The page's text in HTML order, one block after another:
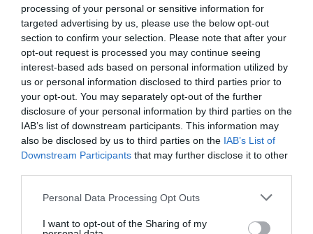
processing of your personal or sensitive information for
targeted advertising by us, please use the below opt-out
section to confirm your selection. Please note that after your
opt-out request is processed you may continue seeing
interest-based ads based on personal information utilized by
us or personal information disclosed to third parties prior to
your opt-out. You may separately opt-out of the further
disclosure of your personal information by third parties on the
IAB’s list of downstream participants. This information may
also be disclosed by us to third parties on the IAB’s List of
Downstream Participants that may further disclose it to other
Please note that this website/app uses one or more Google
not limited to your visit or usage behaviour. You may click to
Personal Data Processing Opt Outs
I want to opt-out of the Sharing of my
NASA
A Manam-sziget közvetlenül Pápua Új-Guinea
partjainál található, és itt található az egyik
szigetről, amelyen a vulkán csúcskráterében